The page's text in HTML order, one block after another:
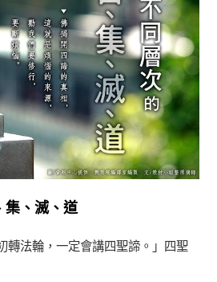
集、滅、道
轉法輪，一定會講四聖諦。」四聖